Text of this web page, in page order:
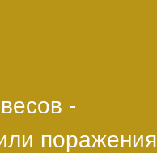
-
поражения